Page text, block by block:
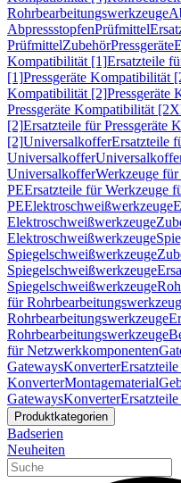
Rohrbearbeitungswerkzeuge
AbpressstopfenPrüfmittel
PrüfmittelZubehörPressgeräte
Kompatibilität [1]Ersatzteile
[1]Pressgeräte Kompatibilität
Kompatibilität [2]
Pressgeräte Kompatibilität
[2]Ersatzteile für Pressgeräte
[2]UniversalkofferErsatzteile
Universalkoffer
UniversalkofferWerkzeuge
PEErsatzteile für Werkzeuge
PEElektroschweißwerkzeuge
Elektroschweißwerkzeuge
Elektroschweißwerkzeuge
Spiegelschweißwerkzeuge
Spiegelschweißwerkzeuge
Spiegelschweißwerkzeuge
für
Rohrbearbeitungswerkzeuge
Rohrbearbeitungswerkzeuge
für Netzwerkkomponenten
GatewaysKonverter
KonverterMontagematerial
GatewaysKonverter
Produktkategorien
Badserien
Neuheiten